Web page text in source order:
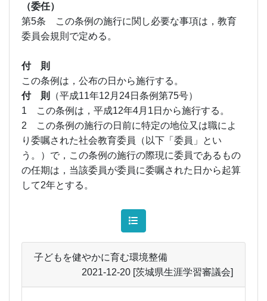
（委任）
第5条 この条例の施行に関し必要な事項は，教育
委員会規則で定める。
付 則
この条例は，公布の日から施行する。
付 則
（平成11年12月24日条例第75号）
1 この条例は，平成12年4月1日から施行する。
2 この条例の施行の日前に特定の地位又は職によ
り委嘱された社会教育委員（以下「委員」とい
う。）で，この条例の施行の際現に委員であるもの
の任期は，当該委員が委員に委嘱された日から起算
して2年とする。
子どもを健やかに育む環境整備
2021-12-20 [茨城県生涯学習審議会]